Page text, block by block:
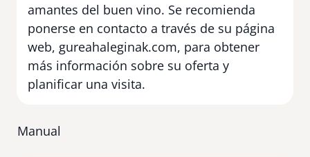
amantes del buen vino. Se recomienda
ponerse en contacto a través de su página
web, gureahaleginak.com, para obtener
más información sobre su oferta y
planificar una visita.
Manual